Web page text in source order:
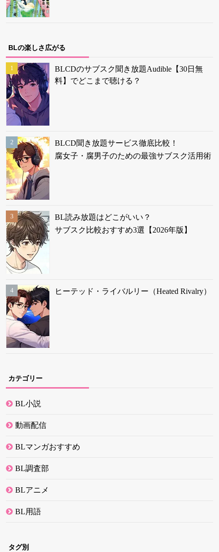
BLの楽しさ広がる
BLCDのサブスク聞き放題Audible【30日無
料】でどこまで聴ける？
BLCD聞き放題サービス徹底比較！
腐女子・腐男子のための最強サブスク活用術
BL読み放題はどこがいい？
サブスク比較おすすめ3選【2026年版】
ヒーテッド・ライバルリー（Heated Rivalry）
カテゴリー
BL小説
動画配信
BLマンガおすすめ
BL調査部
BLアニメ
BL用語
タグ別